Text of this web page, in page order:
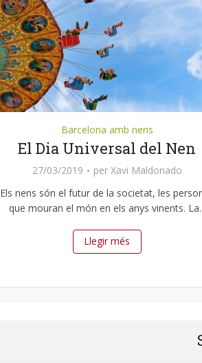
Barcelona amb nens
El Dia Universal del Nen
27/03/2019 per Xavi Maldonado
Els nens són el futur de la societat, les
que mouran el món en els anys vinents.
Llegir més